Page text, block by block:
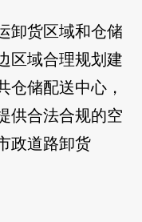
卸货区域和仓储
区域合理规划建
仓储配送中心，
供合法合规的空
政道路卸货